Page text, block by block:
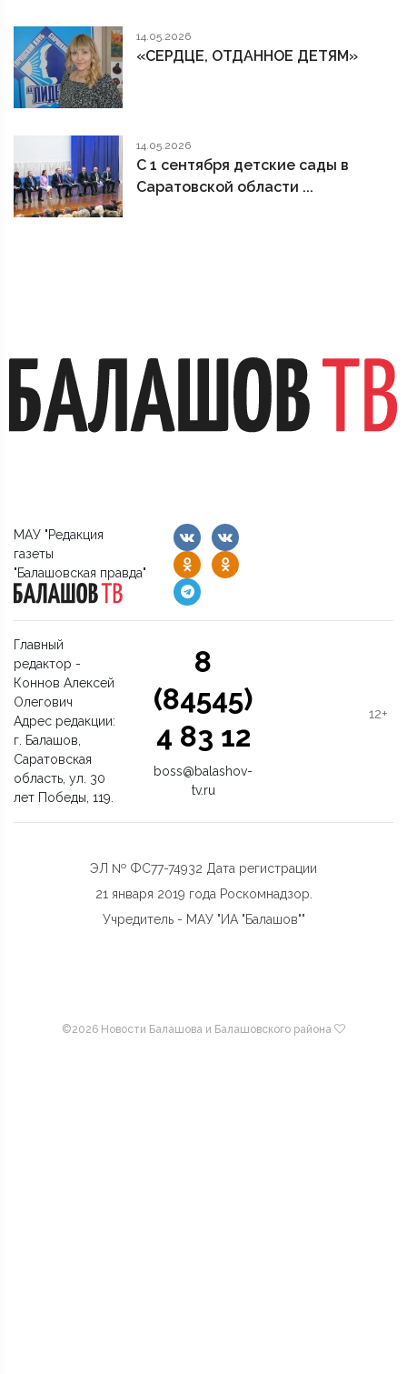
14.05.2026
«СЕРДЦЕ, ОТДАННОЕ ДЕТЯМ»
14.05.2026
С 1 сентября детские сады в
Саратовской области ...
МАУ "Редакция
газеты
"Балашовская правда"
Главный
редактор -
Коннов Алексей
Олегович
Адрес редакции:
г. Балашов,
Саратовская
область, ул. 30
лет Победы, 119.
8
(84545)
4 83 12
boss@balashov-
tv.ru
12+
ЭЛ № ФС77-74932 Дата регистрации
21 января 2019 года Роскомнадзор.
Учредитель - МАУ "ИА "Балашов""
©2026 Новости Балашова и Балашовского района